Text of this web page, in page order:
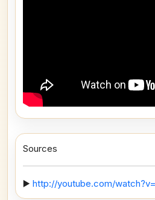
Sources
▶️ http://youtube.com/